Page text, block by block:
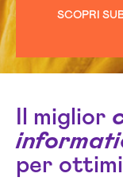
SCOPRI
Il miglior
per